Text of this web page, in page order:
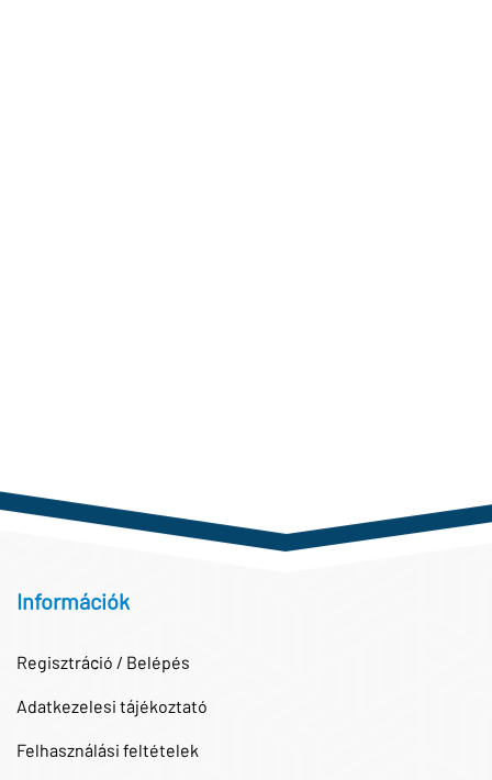
Információk
Regisztráció / Belépés
Adatkezelesi tájékoztató
Felhasználási feltételek